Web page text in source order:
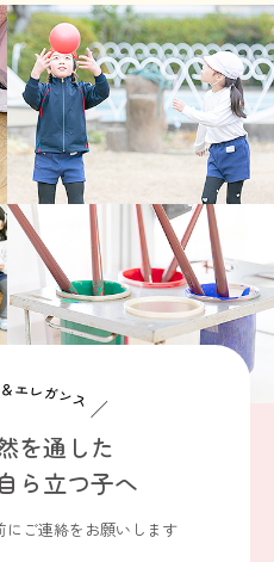
エレガンス
を通した
自ら立つ子へ
にご連絡をお願いします